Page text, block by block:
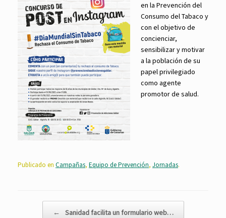
en la Prevención del
Consumo del Tabaco y
con el objetivo de
concienciar,
sensibilizar y motivar
a la población de su
papel privilegiado
como agente
promotor de salud.
Publicado en Campañas, Equipo de Prevención, Jornadas.
← Sanidad facilita un formulario web…